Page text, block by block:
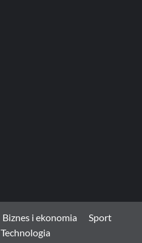
Biznes i ekonomia
Sport
Technologia